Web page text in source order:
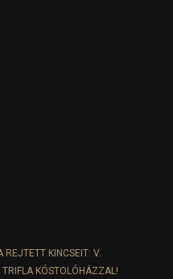
REJTETT KINCSEIT: V.
KÓSTOLÓHÁZZAL!